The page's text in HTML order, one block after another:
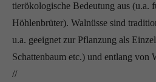
tierökologische Bedeutung aus (u.a.
Höhlenbrüter). Walnüsse sind
u.a. geeignet zur Pflanzung als
Schattenbaum etc.) und entlang von
//